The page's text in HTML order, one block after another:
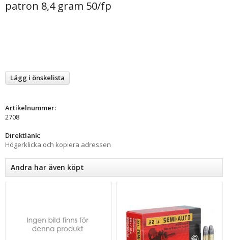
patron 8,4 gram 50/fp
Lägg i önskelista
Artikelnummer:
2708
Direktlänk:
Högerklicka och kopiera adressen
Andra har även köpt